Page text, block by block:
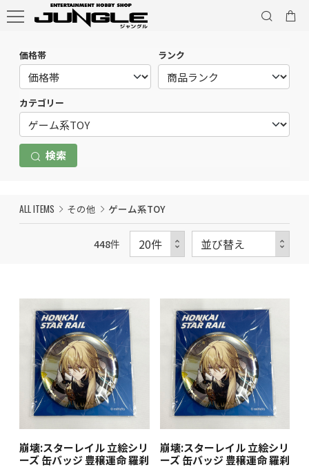
価格帯 ランク
カテゴリー
検索
ALL ITEMS その他 ゲーム系TOY
448件
崩壊:スターレイル 立絵シリ
ーズ 缶バッジ 豊穣運命 羅刹
崩壊:スターレイル 立絵シリ
ーズ 缶バッジ 豊穣運命 羅刹